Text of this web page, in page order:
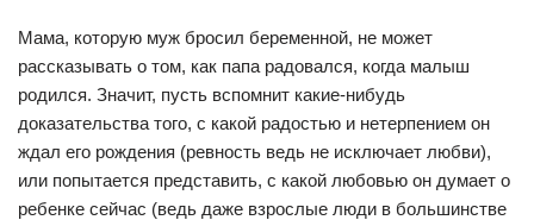
Мама, которую муж бросил беременной, не может
рассказывать о том, как папа радовался, когда малыш
родился. Значит, пусть вспомнит какие-нибудь
доказательства того, с какой радостью и нетерпением он
ждал его рождения (ревность ведь не исключает любви),
или попытается представить, с какой любовью он думает о
ребенке сейчас (ведь даже взрослые люди в большинстве